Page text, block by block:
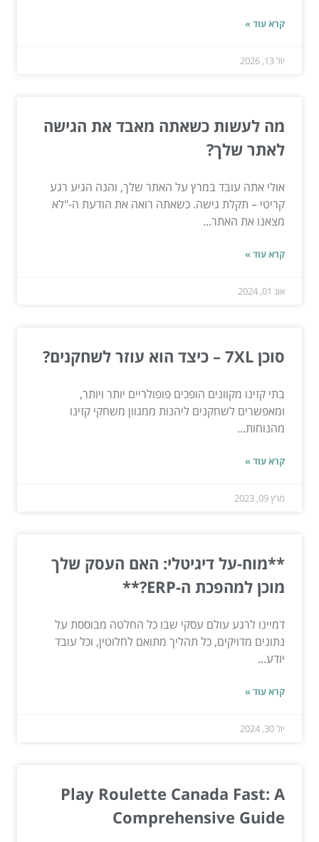
קרא עוד »
יול 13, 2026
מה לעשות כשאתה מאבד את הגישה
לאתר שלך?
אולי אתה עובד במרץ על האתר שלך, והנה הגיע רגע
קריטי – תקלת גישה. כשאתה רואה את הודעת ה-"לא
מצאנו את האתר...
קרא עוד »
אוג 01, 2024
סוכן 7XL – כיצד הוא עוזר לשחקנים?
בתי קזינו מקוונים הופכים פופולריים יותר ויותר,
ומאפשרים לשחקנים ליהנות ממגוון משחקי קזינו
מהנוחות...
קרא עוד »
מרץ 09, 2023
**מוח-על דיגיטלי: האם העסק שלך
מוכן למהפכת ה-ERP?**
דמיינו לרגע עולם עסקי שבו כל החלטה מבוססת על
נתונים מדויקים, כל תהליך מתואם לחלוטין, וכל עובד
יודע...
קרא עוד »
יול 30, 2024
Play Roulette Canada Fast: A
Comprehensive Guide